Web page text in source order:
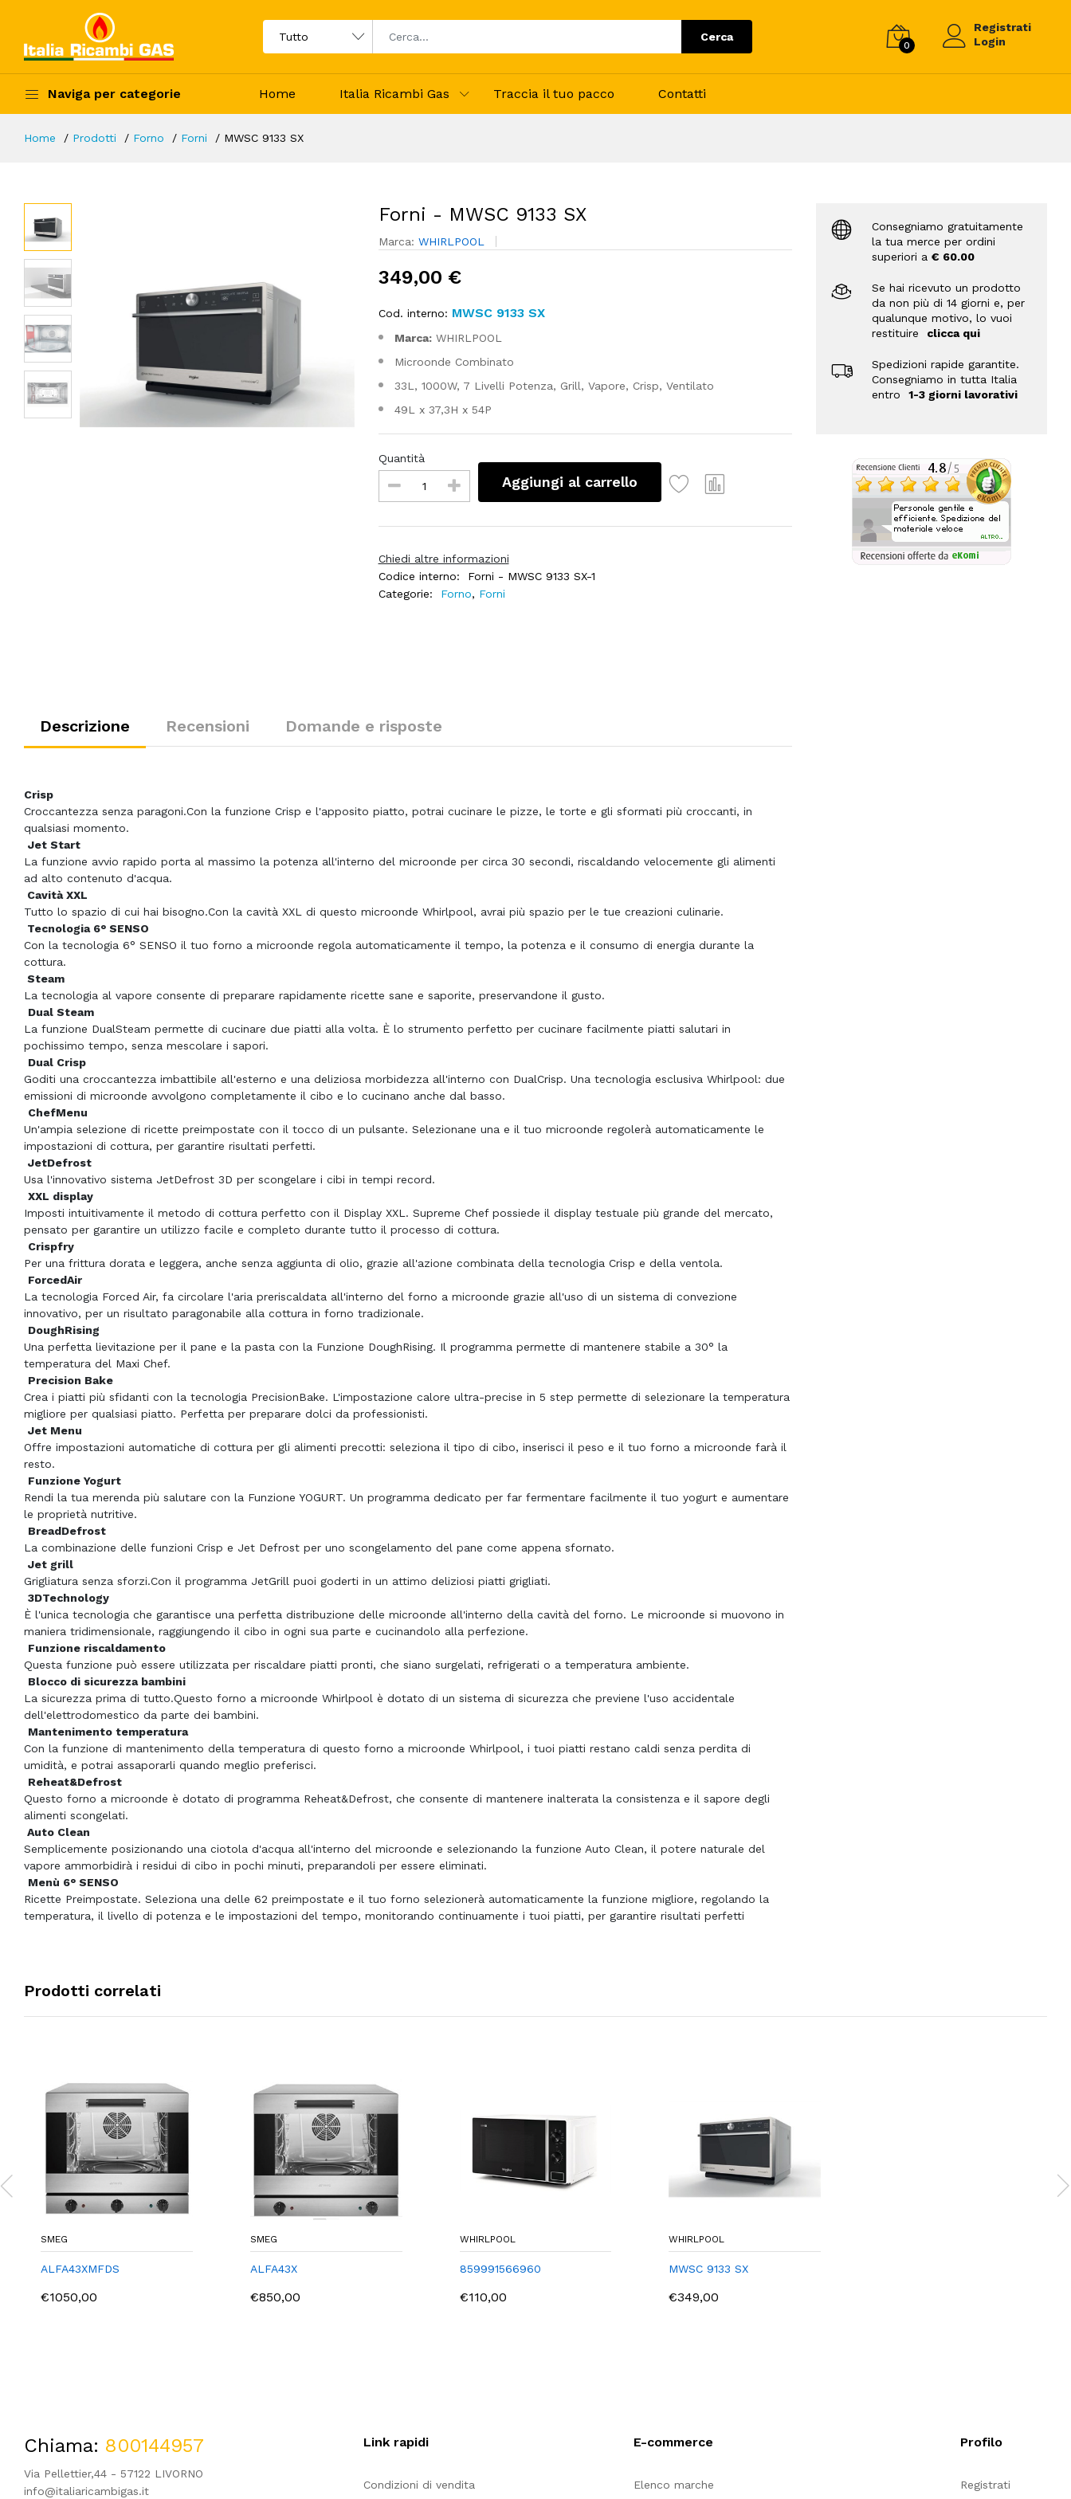
Cerca
0
Registrati
Login
Naviga per categorie Home Italia Ricambi Gas Traccia il tuo pacco Contatti
Home Prodotti Forno Forni MWSC 9133 SX
Forni - MWSC 9133 SX
Marca: WHIRLPOOL
349,00 €
Cod. interno: MWSC 9133 SX
Marca:WHIRLPOOL
Microonde Combinato
33L, 1000W, 7 Livelli Potenza, Grill, Vapore, Crisp, Ventilato
49L x 37,3H x 54P
Quantità
Aggiungi al carrello
Chiedi altre informazioni
Codice interno:
Forni - MWSC 9133 SX-1
Categorie:
Forno, Forni
Descrizione Recensioni Domande e risposte
Crisp
Croccantezza senza paragoni.Con la funzione Crisp e l'apposito piatto, potrai cucinare le pizze, le torte e gli sformati più croccanti, in
qualsiasi momento.
Jet Start
La funzione avvio rapido porta al massimo la potenza all'interno del microonde per circa 30 secondi, riscaldando velocemente gli alimenti
ad alto contenuto d'acqua.
Cavità XXL
Tutto lo spazio di cui hai bisogno.Con la cavità XXL di questo microonde Whirlpool, avrai più spazio per le tue creazioni culinarie.
Tecnologia 6° SENSO
Con la tecnologia 6° SENSO il tuo forno a microonde regola automaticamente il tempo, la potenza e il consumo di energia durante la
cottura.
Steam
La tecnologia al vapore consente di preparare rapidamente ricette sane e saporite, preservandone il gusto.
Dual Steam
La funzione DualSteam permette di cucinare due piatti alla volta. È lo strumento perfetto per cucinare facilmente piatti salutari in
pochissimo tempo, senza mescolare i sapori.
Dual Crisp
Goditi una croccantezza imbattibile all'esterno e una deliziosa morbidezza all'interno con DualCrisp. Una tecnologia esclusiva Whirlpool: due
emissioni di microonde avvolgono completamente il cibo e lo cucinano anche dal basso.
ChefMenu
Un'ampia selezione di ricette preimpostate con il tocco di un pulsante. Selezionane una e il tuo microonde regolerà automaticamente le
impostazioni di cottura, per garantire risultati perfetti.
JetDefrost
Usa l'innovativo sistema JetDefrost 3D per scongelare i cibi in tempi record.
XXL display
Imposti intuitivamente il metodo di cottura perfetto con il Display XXL. Supreme Chef possiede il display testuale più grande del mercato,
pensato per garantire un utilizzo facile e completo durante tutto il processo di cottura.
Crispfry
Per una frittura dorata e leggera, anche senza aggiunta di olio, grazie all'azione combinata della tecnologia Crisp e della ventola.
ForcedAir
La tecnologia Forced Air, fa circolare l'aria preriscaldata all'interno del forno a microonde grazie all'uso di un sistema di convezione
innovativo, per un risultato paragonabile alla cottura in forno tradizionale.
DoughRising
Una perfetta lievitazione per il pane e la pasta con la Funzione DoughRising. Il programma permette di mantenere stabile a 30° la
temperatura del Maxi Chef.
Precision Bake
Crea i piatti più sfidanti con la tecnologia PrecisionBake. L'impostazione calore ultra-precise in 5 step permette di selezionare la temperatura
migliore per qualsiasi piatto. Perfetta per preparare dolci da professionisti.
Jet Menu
Offre impostazioni automatiche di cottura per gli alimenti precotti: seleziona il tipo di cibo, inserisci il peso e il tuo forno a microonde farà il
resto.
Funzione Yogurt
Rendi la tua merenda più salutare con la Funzione YOGURT. Un programma dedicato per far fermentare facilmente il tuo yogurt e aumentare
le proprietà nutritive.
BreadDefrost
La combinazione delle funzioni Crisp e Jet Defrost per uno scongelamento del pane come appena sfornato.
Jet grill
Grigliatura senza sforzi.Con il programma JetGrill puoi goderti in un attimo deliziosi piatti grigliati.
3DTechnology
È l'unica tecnologia che garantisce una perfetta distribuzione delle microonde all'interno della cavità del forno. Le microonde si muovono in
maniera tridimensionale, raggiungendo il cibo in ogni sua parte e cucinandolo alla perfezione.
Funzione riscaldamento
Questa funzione può essere utilizzata per riscaldare piatti pronti, che siano surgelati, refrigerati o a temperatura ambiente.
Blocco di sicurezza bambini
La sicurezza prima di tutto.Questo forno a microonde Whirlpool è dotato di un sistema di sicurezza che previene l'uso accidentale
dell'elettrodomestico da parte dei bambini.
Mantenimento temperatura
Con la funzione di mantenimento della temperatura di questo forno a microonde Whirlpool, i tuoi piatti restano caldi senza perdita di
umidità, e potrai assaporarli quando meglio preferisci.
Reheat&Defrost
Questo forno a microonde è dotato di programma Reheat&Defrost, che consente di mantenere inalterata la consistenza e il sapore degli
alimenti scongelati.
Auto Clean
Semplicemente posizionando una ciotola d'acqua all'interno del microonde e selezionando la funzione Auto Clean, il potere naturale del
vapore ammorbidirà i residui di cibo in pochi minuti, preparandoli per essere eliminati.
Menù 6° SENSO
Ricette Preimpostate. Seleziona una delle 62 preimpostate e il tuo forno selezionerà automaticamente la funzione migliore, regolando la
temperatura, il livello di potenza e le impostazioni del tempo, monitorando continuamente i tuoi piatti, per garantire risultati perfetti
Consegniamo gratuitamente
la tua merce per ordini
superiori a € 60.00
Se hai ricevuto un prodotto
da non più di 14 giorni e, per
qualunque motivo, lo vuoi
restituire clicca qui
Spedizioni rapide garantite.
Consegniamo in tutta Italia
entro 1-3 giorni lavorativi
Prodotti correlati
SMEG
ALFA43XMFDS
€1050,00
SMEG
ALFA43X
€850,00
WHIRLPOOL
859991566960
€110,00
WHIRLPOOL
MWSC 9133 SX
€349,00
Chiama: 800144957
Via Pellettier,44 - 57122 LIVORNO
info@italiaricambigas.it
Link rapidi
Condizioni di vendita
E-commerce
Elenco marche
Profilo
Registrati